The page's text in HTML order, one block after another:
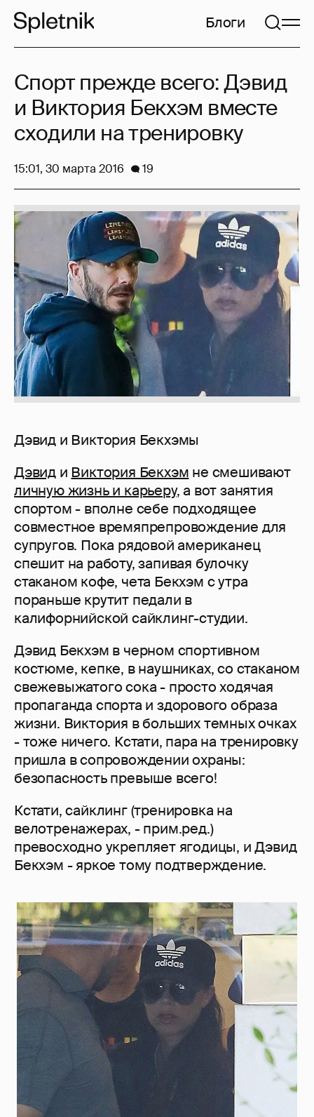
Блоги
Дэвид и Виктория Бекхэмы
Дэвид и Виктория Бекхэм не смешивают
личную жизнь и карьеру, а вот занятия
спортом - вполне себе подходящее
совместное времяпрепровождение для
супругов. Пока рядовой американец
спешит на работу, запивая булочку
стаканом кофе, чета Бекхэм с утра
пораньше крутит педали в
калифорнийской сайклинг-студии.
Дэвид Бекхэм в черном спортивном
костюме, кепке, в наушниках, со стаканом
свежевыжатого сока - просто ходячая
пропаганда спорта и здорового образа
жизни. Виктория в больших темных очках
- тоже ничего. Кстати, пара на тренировку
пришла в сопровождении охраны:
безопасность превыше всего!
Кстати, сайклинг (тренировка на
велотренажерах, - прим.ред.)
превосходно укрепляет ягодицы, и Дэвид
Бекхэм - яркое тому подтверждение.
Спорт прежде всего: Дэвид
и Виктория Бекхэм вместе
сходили на тренировку
15:01, 30 марта 2016 19